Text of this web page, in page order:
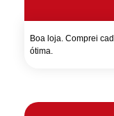
Boa loja. Comprei
ótima.